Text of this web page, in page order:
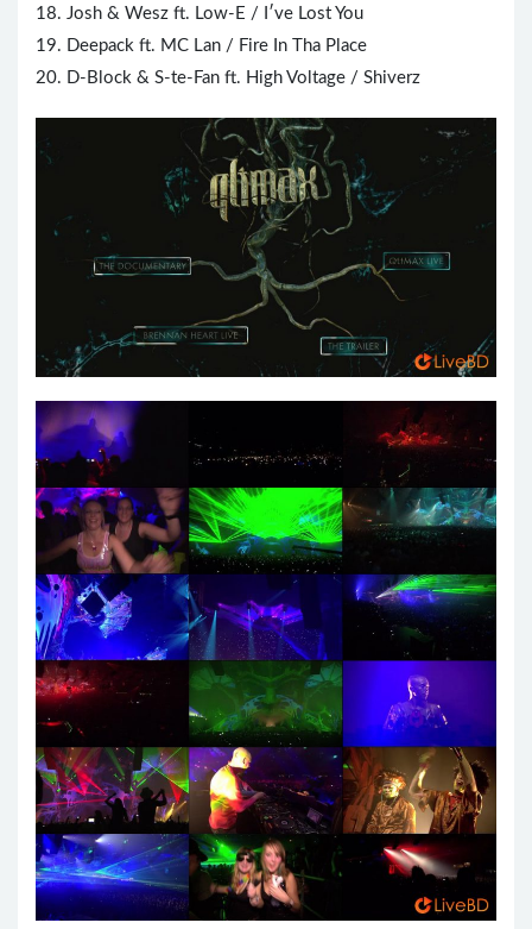
18. Josh & Wesz ft. Low-E / I′ve Lost You
19. Deepack ft. MC Lan / Fire In Tha Place
20. D-Block & S-te-Fan ft. High Voltage / Shiverz